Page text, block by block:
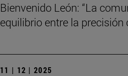
Bienvenido León: “La
equilibrio entre la
11 | 12 | 2025